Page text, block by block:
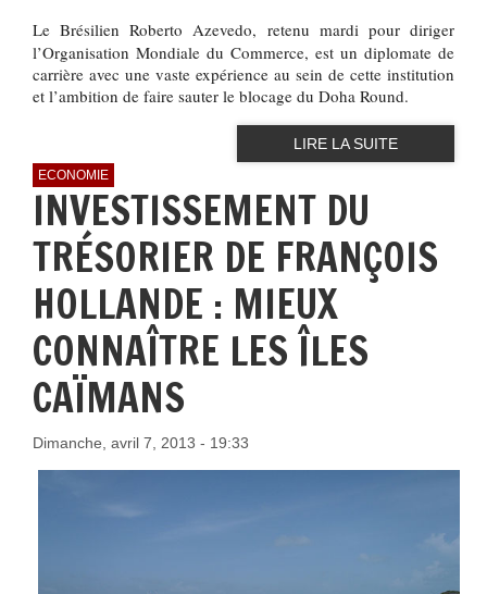
Le Brésilien Roberto Azevedo, retenu mardi pour diriger
l’Organisation Mondiale du Commerce, est un diplomate de
carrière avec une vaste expérience au sein de cette institution
et l’ambition de faire sauter le blocage du Doha Round.
LIRE LA SUITE
ECONOMIE
INVESTISSEMENT DU
TRÉSORIER DE FRANÇOIS
HOLLANDE : MIEUX
CONNAÎTRE LES ÎLES
CAÏMANS
Dimanche, avril 7, 2013 - 19:33